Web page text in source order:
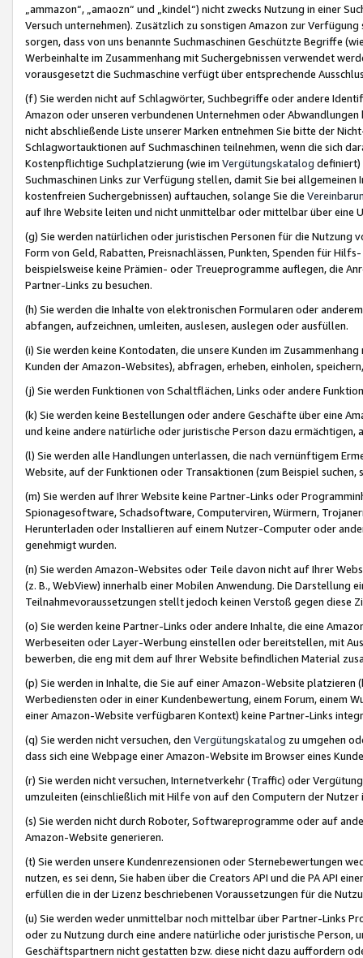
„ammazon“, „amaozn“ und „kindel“) nicht zwecks Nutzung in einer
Versuch unternehmen). Zusätzlich zu sonstigen Amazon zur
sorgen, dass von uns benannte Suchmaschinen Geschützte Begriffe
Werbeinhalte im Zusammenhang mit Suchergebnissen verwendet
vorausgesetzt die Suchmaschine verfügt über entsprechende
(f) Sie werden nicht auf Schlagwörter, Suchbegriffe oder andere
Amazon oder unseren verbundenen Unternehmen oder
nicht abschließende Liste unserer Marken entnehmen Sie bitte der
Schlagwortauktionen auf Suchmaschinen teilnehmen, wenn die sich
Kostenpflichtige Suchplatzierung (wie im Vergütungskatalog definiert)
Suchmaschinen Links zur Verfügung stellen, damit Sie bei
kostenfreien Suchergebnissen) auftauchen, solange Sie die
auf Ihre Website leiten und nicht unmittelbar oder mittelbar über eine
(g) Sie werden natürlichen oder juristischen Personen für die Nutzung
Form von Geld, Rabatten, Preisnachlässen, Punkten, Spenden für
beispielsweise keine Prämien- oder Treueprogramme auflegen, die
Partner-Links zu besuchen.
(h) Sie werden die Inhalte von elektronischen Formularen oder
abfangen, aufzeichnen, umleiten, auslesen, auslegen oder ausfüllen.
(i) Sie werden keine Kontodaten, die unsere Kunden im
Kunden der Amazon-Websites), abfragen, erheben, einholen,
(j) Sie werden Funktionen von Schaltflächen, Links oder andere
(k) Sie werden keine Bestellungen oder andere Geschäfte über eine
und keine andere natürliche oder juristische Person dazu
(l) Sie werden alle Handlungen unterlassen, die nach vernünftigem
Website, auf der Funktionen oder Transaktionen (zum Beispiel
(m) Sie werden auf Ihrer Website keine Partner-Links oder
Spionagesoftware, Schadsoftware, Computerviren, Würmern,
Herunterladen oder Installieren auf einem Nutzer-Computer oder
genehmigt wurden.
(n) Sie werden Amazon-Websites oder Teile davon nicht auf Ihrer
(z. B., WebView) innerhalb einer Mobilen Anwendung. Die Darstellung
Teilnahmevoraussetzungen stellt jedoch keinen Verstoß gegen diese
(o) Sie werden keine Partner-Links oder andere Inhalte, die eine
Werbeseiten oder Layer-Werbung einstellen oder bereitstellen, mit
bewerben, die eng mit dem auf Ihrer Website befindlichen Material
(p) Sie werden in Inhalte, die Sie auf einer Amazon-Website
Werbediensten oder in einer Kundenbewertung, einem Forum, einem
einer Amazon-Website verfügbaren Kontext) keine Partner-Links
(q) Sie werden nicht versuchen, den Vergütungskatalog zu umgehen
dass sich eine Webpage einer Amazon-Website im Browser eines
(r) Sie werden nicht versuchen, Internetverkehr (Traffic) oder
umzuleiten (einschließlich mit Hilfe von auf den Computern der
(s) Sie werden nicht durch Roboter, Softwareprogramme oder auf
Amazon-Website generieren.
(t) Sie werden unsere Kundenrezensionen oder Sternebewertungen
nutzen, es sei denn, Sie haben über die Creators API und die PA API
erfüllen die in der Lizenz beschriebenen Voraussetzungen für die
(u) Sie werden weder unmittelbar noch mittelbar über Partner-Links
oder zu Nutzung durch eine andere natürliche oder juristische
Geschäftspartnern nicht gestatten bzw. diese nicht dazu auffordern